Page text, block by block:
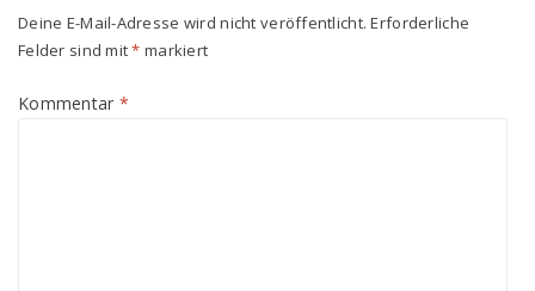
Deine E-Mail-Adresse wird nicht veröffentlicht. Erforderliche
Felder sind mit* markiert
Kommentar *